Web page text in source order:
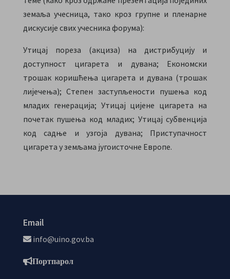
земаља учесница, тако кроз групне и пленарне
дискусије свих учесника форума):
Утицај пореза (акциза) на дистрибуцију и
доступност цигарета и дувана; Економски
трошак коришћења цигарета и дувана (трошак
лијечења); Степен заступљености пушења код
младих генерација; Утицај цијене цигарета на
почетак пушења код младих; Утицај субвенција
код садње и узгоја дувана; Приступачност
цигарета у земљама југоисточне Европе.
Email
info@uino.gov.ba
Портпарол